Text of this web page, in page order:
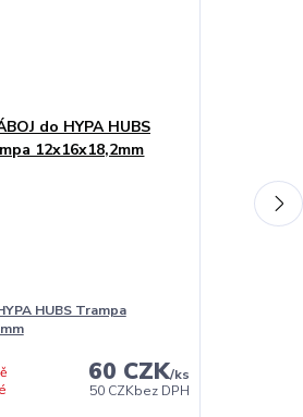
HUBS Trampa
60 CZK/ks
50 CZKbez DPH